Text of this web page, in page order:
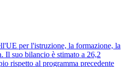
per l'istruzione, la formazione, la
Il suo bilancio è stimato a 26,2
rispetto al programma precedente